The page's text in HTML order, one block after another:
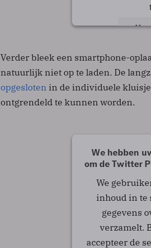
powered by
Verder bleek een smartphone-
natuurlijk niet op te laden. De
opgesloten in de individuele
ontgrendeld te kunnen worden.
We hebben
om de Twitter
We
inhoud in te
gegevens
verzamelt.
accepteer de